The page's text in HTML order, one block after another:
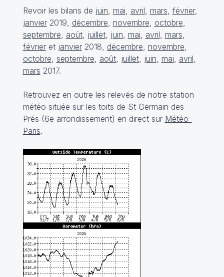
Revoir les bilans de juin, mai, avril, mars, février,
janvier2019, décembre, novembre, octobre,
septembre, août, juillet, juin, mai, avril, mars,
févrieret janvier2018, décembre, novembre,
octobre, septembre, août, juillet, juin, mai, avril,
mars 2017.
Retrouvez en outre les relevés de notre station
météo située sur les toits de St Germain des
Prés (6e arrondissement) en direct sur Météo-
Paris.